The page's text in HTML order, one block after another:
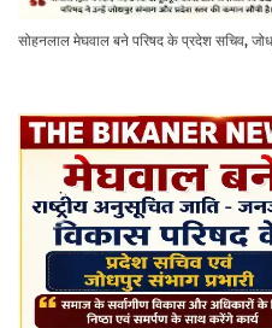
सोहनलाल मेघवाल बने परिषद के प्रदेश सचिव,